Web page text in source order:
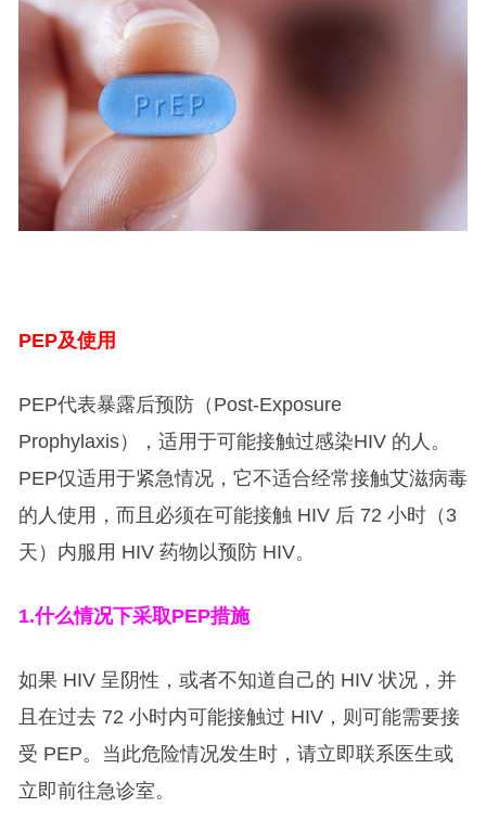
PEP及使用
PEP代表暴露后预防（Post-Exposure
Prophylaxis），适用于可能接触过感染HIV 的人。
PEP仅适用于紧急情况，它不适合经常接触艾滋病毒
的人使用，而且必须在可能接触 HIV 后 72 小时（3
天）内服用 HIV 药物以预防 HIV。
1.什么情况下采取PEP措施
如果 HIV 呈阴性，或者不知道自己的 HIV 状况，并
且在过去 72 小时内可能接触过 HIV，则可能需要接
受 PEP。当此危险情况发生时，请立即联系医生或
立即前往急诊室。